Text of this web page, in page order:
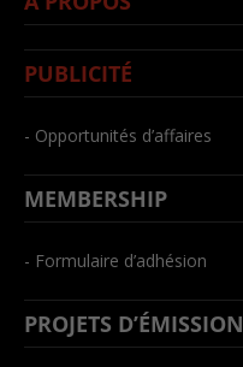
PUBLICITÉ
- Opportunités d’affaires
MEMBERSHIP
- Formulaire d’adhésion
PROJETS D’ÉMISSION